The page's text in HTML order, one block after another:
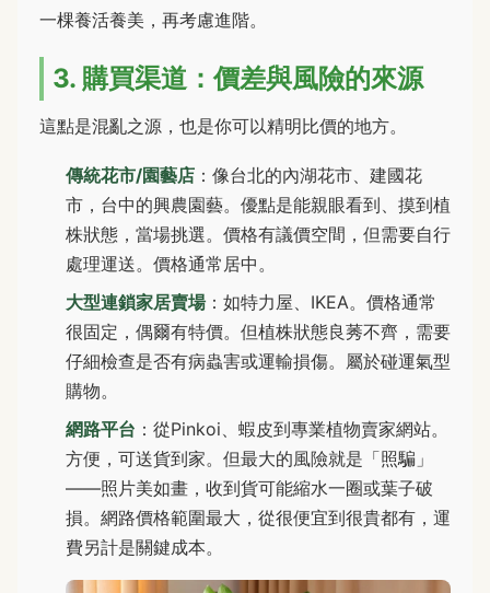
一棵養活養美，再考慮進階。
3. 購買渠道：價差與風險的來源
這點是混亂之源，也是你可以精明比價的地方。
傳統花市/園藝店 ：像台北的內湖花市、建國花
市，台中的興農園藝。優點是能親眼看到、摸到植
株狀態，當場挑選。價格有議價空間，但需要自行
處理運送。價格通常居中。
大型連鎖家居賣場：如特力屋、IKEA。價格通常
很固定，偶爾有特價。但植株狀態良莠不齊，需要
仔細檢查是否有病蟲害或運輸損傷。屬於碰運氣型
購物。
網路平台 ：從Pinkoi、蝦皮到專業植物賣家網站。
方便，可送貨到家。但最大的風險就是「照騙」
——照片美如畫，收到貨可能縮水一圈或葉子破
損。網路價格範圍最大，從很便宜到很貴都有，運
費另計是關鍵成本。